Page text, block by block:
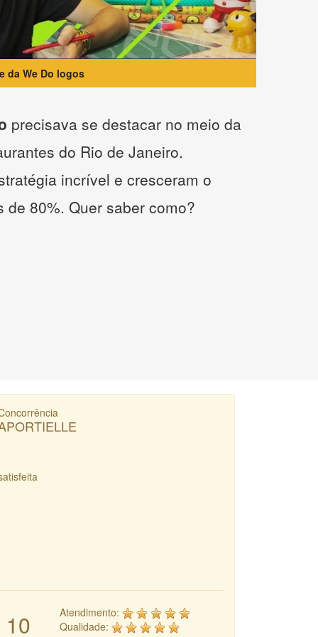
da We Do logos
precisava se destacar no meio da
do Rio de Janeiro.
incrível e cresceram o
de 80%. Quer saber como?
10
Atendimento:
Qualidade: